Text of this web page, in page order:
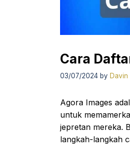
Cara
03/07/2024 by Davin
Agora Images
untuk
jepretan mereka.
langkah-langkah